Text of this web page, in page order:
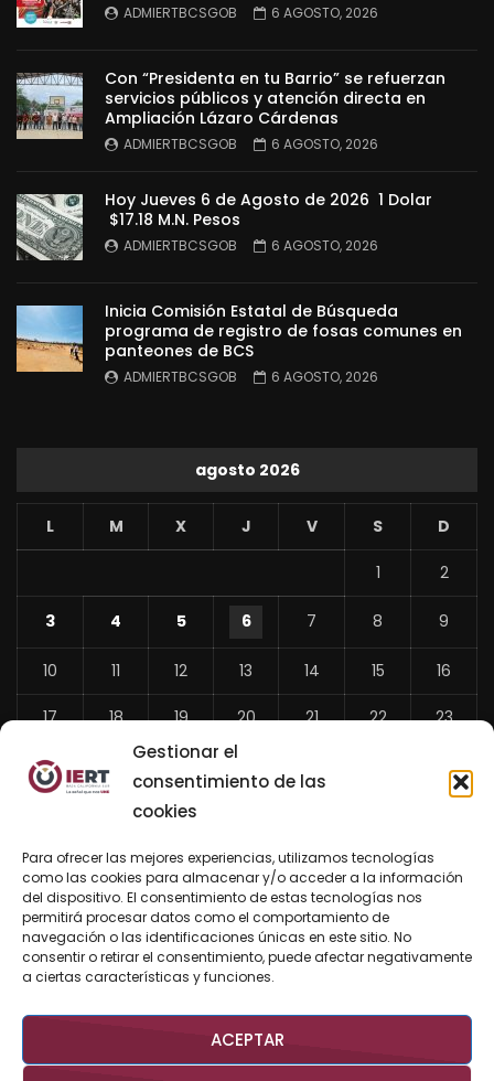
Gestionar el
consentimiento de las
cookies
Para ofrecer las mejores experiencias, utilizamos tecnologías
como las cookies para almacenar y/o acceder a la información
del dispositivo. El consentimiento de estas tecnologías nos
permitirá procesar datos como el comportamiento de
navegación o las identificaciones únicas en este sitio. No
consentir o retirar el consentimiento, puede afectar negativamente
a ciertas características y funciones.
ACEPTAR
ADMIERTBCSGOB 6 AGOSTO, 2026
Con “Presidenta en tu Barrio” se refuerzan
servicios públicos y atención directa en
Ampliación Lázaro Cárdenas
ADMIERTBCSGOB 6 AGOSTO, 2026
Hoy Jueves 6 de Agosto de 2026 1 Dolar
$17.18 M.N. Pesos
ADMIERTBCSGOB 6 AGOSTO, 2026
Inicia Comisión Estatal de Búsqueda
programa de registro de fosas comunes en
panteones de BCS
ADMIERTBCSGOB 6 AGOSTO, 2026
agosto 2026
L M X J V S D
1 2
3 4 5 6 7 8 9
10 11 12 13 14 15 16
17 18 19 20 21 22 23
24 26 27
«
Jul
BUSCAR AHORA